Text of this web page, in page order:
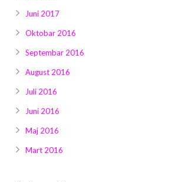
Juni 2017
Oktobar 2016
Septembar 2016
August 2016
Juli 2016
Juni 2016
Maj 2016
Mart 2016